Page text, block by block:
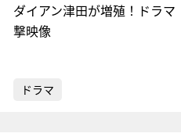
ダイアン津田が増殖！ドラ
撃映像
ドラマ